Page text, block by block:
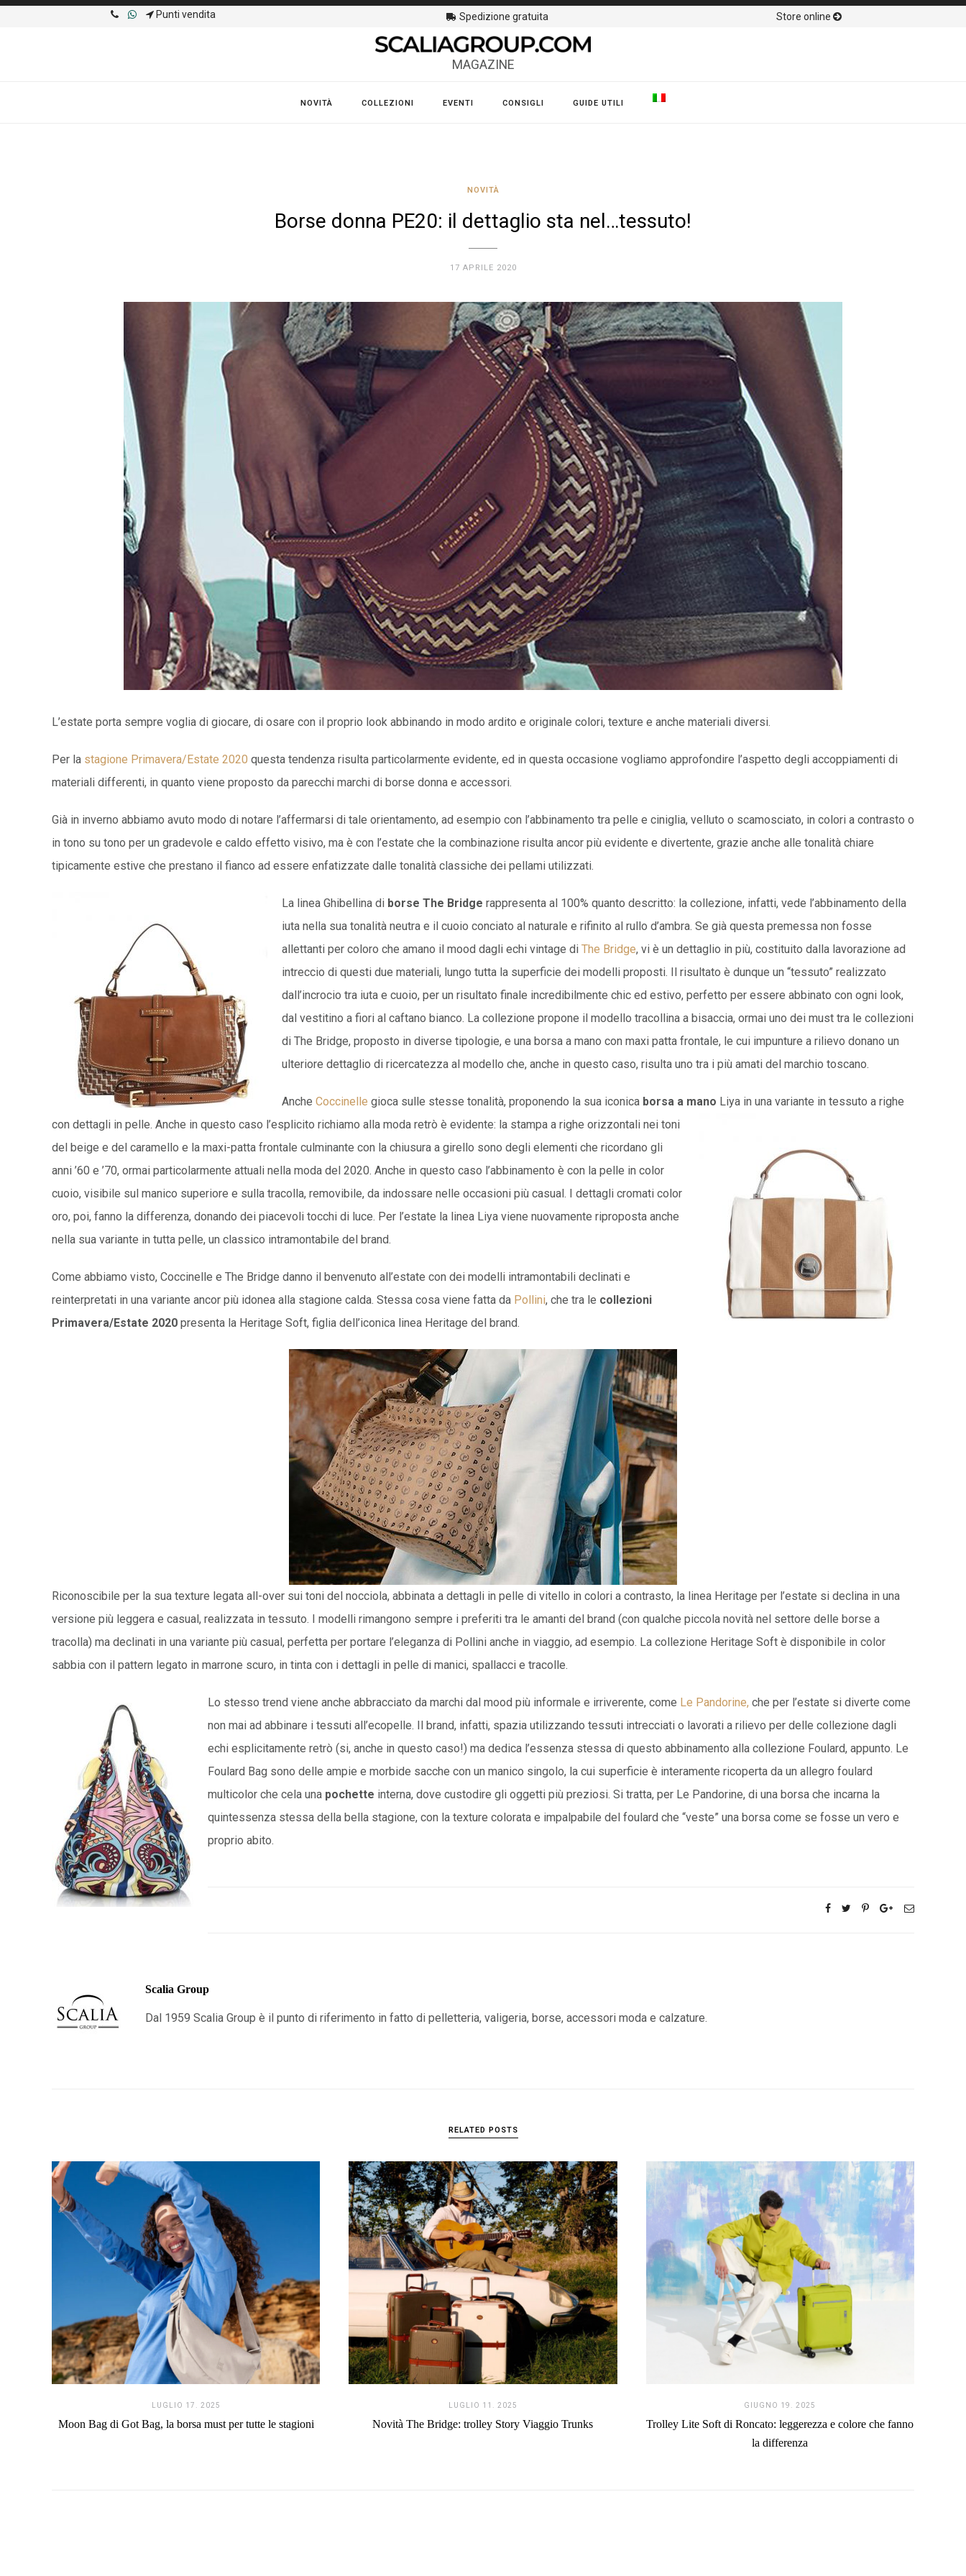
Punti vendita Spedizione gratuita Store online
MAGAZINE
NOVITÀ COLLEZIONI EVENTI CONSIGLI GUIDE UTILI
NOVITÀ
Borse donna PE20: il dettaglio sta nel…tessuto!
17 APRILE 2020
L’estate porta sempre voglia di giocare, di osare con il proprio look abbinando in modo ardito e originale colori, texture e anche materiali diversi.
Per la stagione Primavera/Estate 2020 questa tendenza risulta particolarmente evidente, ed in questa occasione vogliamo approfondire l’aspetto degli accoppiamenti di
materiali differenti, in quanto viene proposto da parecchi marchi di borse donna e accessori.
Già in inverno abbiamo avuto modo di notare l’affermarsi di tale orientamento, ad esempio con l’abbinamento tra pelle e ciniglia, velluto o scamosciato, in colori a contrasto o
in tono su tono per un gradevole e caldo effetto visivo, ma è con l’estate che la combinazione risulta ancor più evidente e divertente, grazie anche alle tonalità chiare
tipicamente estive che prestano il fianco ad essere enfatizzate dalle tonalità classiche dei pellami utilizzati.
La linea Ghibellina di borse The Bridge rappresenta al 100% quanto descritto: la collezione, infatti, vede l’abbinamento della
iuta nella sua tonalità neutra e il cuoio conciato al naturale e rifinito al rullo d’ambra. Se già questa premessa non fosse
allettanti per coloro che amano il mood dagli echi vintage di The Bridge, vi è un dettaglio in più, costituito dalla lavorazione ad
intreccio di questi due materiali, lungo tutta la superficie dei modelli proposti. Il risultato è dunque un “tessuto” realizzato
dall’incrocio tra iuta e cuoio, per un risultato finale incredibilmente chic ed estivo, perfetto per essere abbinato con ogni look,
dal vestitino a fiori al caftano bianco. La collezione propone il modello tracollina a bisaccia, ormai uno dei must tra le collezioni
di The Bridge, proposto in diverse tipologie, e una borsa a mano con maxi patta frontale, le cui impunture a rilievo donano un
ulteriore dettaglio di ricercatezza al modello che, anche in questo caso, risulta uno tra i più amati del marchio toscano.
Anche Coccinelle gioca sulle stesse tonalità, proponendo la sua iconica borsa a mano Liya in una variante in tessuto a righe
con dettagli in pelle. Anche in questo caso l’esplicito richiamo alla moda retrò è evidente: la stampa a righe orizzontali nei toni
del beige e del caramello e la maxi-patta frontale culminante con la chiusura a girello sono degli elementi che ricordano gli
anni ’60 e ’70, ormai particolarmente attuali nella moda del 2020. Anche in questo caso l’abbinamento è con la pelle in color
cuoio, visibile sul manico superiore e sulla tracolla, removibile, da indossare nelle occasioni più casual. I dettagli cromati color
oro, poi, fanno la differenza, donando dei piacevoli tocchi di luce. Per l’estate la linea Liya viene nuovamente riproposta anche
nella sua variante in tutta pelle, un classico intramontabile del brand.
Come abbiamo visto, Coccinelle e The Bridge danno il benvenuto all’estate con dei modelli intramontabili declinati e
reinterpretati in una variante ancor più idonea alla stagione calda. Stessa cosa viene fatta da Pollini, che tra le collezioni
Primavera/Estate 2020 presenta la Heritage Soft, figlia dell’iconica linea Heritage del brand.
Riconoscibile per la sua texture legata all-over sui toni del nocciola, abbinata a dettagli in pelle di vitello in colori a contrasto, la linea Heritage per l’estate si declina in una
versione più leggera e casual, realizzata in tessuto. I modelli rimangono sempre i preferiti tra le amanti del brand (con qualche piccola novità nel settore delle borse a
tracolla) ma declinati in una variante più casual, perfetta per portare l’eleganza di Pollini anche in viaggio, ad esempio. La collezione Heritage Soft è disponibile in color
sabbia con il pattern legato in marrone scuro, in tinta con i dettagli in pelle di manici, spallacci e tracolle.
Lo stesso trend viene anche abbracciato da marchi dal mood più informale e irriverente, come Le Pandorine, che per l’estate si diverte come
non mai ad abbinare i tessuti all’ecopelle. Il brand, infatti, spazia utilizzando tessuti intrecciati o lavorati a rilievo per delle collezione dagli
echi esplicitamente retrò (si, anche in questo caso!) ma dedica l’essenza stessa di questo abbinamento alla collezione Foulard, appunto. Le
Foulard Bag sono delle ampie e morbide sacche con un manico singolo, la cui superficie è interamente ricoperta da un allegro foulard
multicolor che cela una pochette interna, dove custodire gli oggetti più preziosi. Si tratta, per Le Pandorine, di una borsa che incarna la
quintessenza stessa della bella stagione, con la texture colorata e impalpabile del foulard che “veste” una borsa come se fosse un vero e
proprio abito.
Scalia Group
Dal 1959 Scalia Group è il punto di riferimento in fatto di pelletteria, valigeria, borse, accessori moda e calzature.
RELATED POSTS
LUGLIO 17. 2025
Moon Bag di Got Bag, la borsa must per tutte le stagioni
LUGLIO 11. 2025
Novità The Bridge: trolley Story Viaggio Trunks
GIUGNO 19. 2025
Trolley Lite Soft di Roncato: leggerezza e colore che fanno
la differenza